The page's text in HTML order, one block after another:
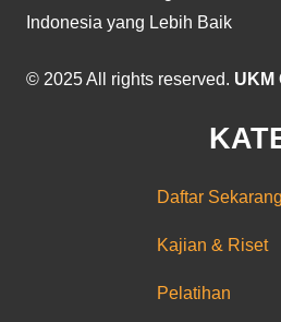
Indonesia yang Lebih Baik
© 2025 All rights reserved. UKM
Daftar Sekarang
Kajian & Riset
Pelatihan